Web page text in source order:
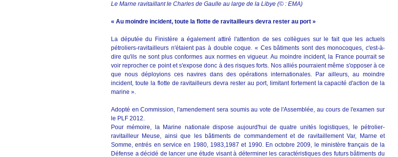
Le Marne ravitaillant le Charles de Gaulle au large de la Libye (© : EMA)
« Au moindre incident, toute la flotte de ravitailleurs devra rester au port »
La députée du Finistère a également attiré l'attention de ses collègues sur le fait que les actuels
pétroliers-ravitailleurs n'étaient pas à double coque. « Ces bâtiments sont des monocoques, c'est-à-
dire qu'ils ne sont plus conformes aux normes en vigueur. Au moindre incident, la France pourrait se
voir reprocher ce point et s'expose donc à des risques forts. Nos alliés pourraient même s'opposer à ce
que nous déployions ces navires dans des opérations internationales. Par ailleurs, au moindre
incident, toute la flotte de ravitailleurs devra rester au port, limitant fortement la capacité d'action de la
marine ».
Adopté en Commission, l'amendement sera soumis au vote de l'Assemblée, au cours de l'examen sur
le PLF 2012.
Pour mémoire, la Marine nationale dispose aujourd'hui de quatre unités logistiques, le pétrolier-
ravitailleur Meuse, ainsi que les bâtiments de commandement et de ravitaillement Var, Marne et
Somme, entrés en service en 1980, 1983,1987 et 1990. En octobre 2009, le ministère français de la
Défense a décidé de lancer une étude visant à déterminer les caractéristiques des futurs bâtiments du